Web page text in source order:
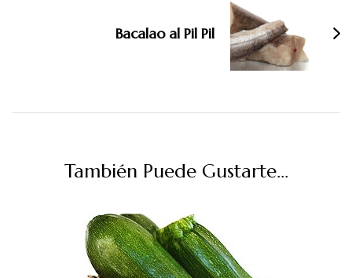
Bacalao al Pil Pil
También Puede Gustarte...